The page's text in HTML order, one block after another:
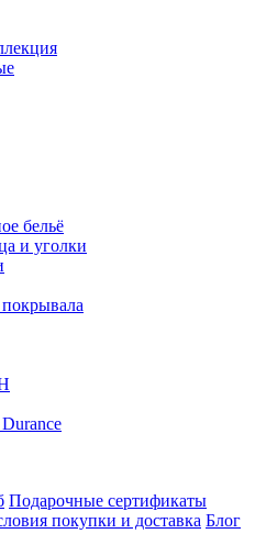
бельё
и уголки
Подарочные сертификаты
покупки и доставка Блог